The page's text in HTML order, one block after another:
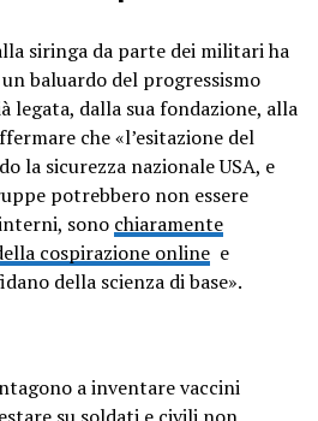
siringa da parte dei militari ha
baluardo del progressismo
legata, dalla sua fondazione, alla
che «l’esitazione del
la sicurezza nazionale USA, e
potrebbero non essere
sono chiaramente
cospirazione online e
della scienza di base».
a inventare vaccini